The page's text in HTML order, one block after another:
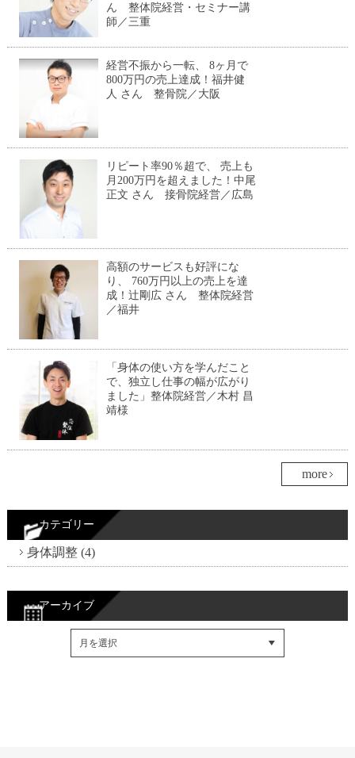
ん 整体院経営・セミナー講
師／三重
経営不振から一転、 8ヶ月で
800万円の売上達成！福井健
人 さん 整骨院／大阪
リピート率90％超で、 売上も
月200万円を超えました！中尾
正文 さん 接骨院経営／広島
高額のサービスも好評にな
り、 760万円以上の売上を達
成！辻剛広 さん 整体院経営
／福井
「身体の使い方を学んだこと
で、独立し仕事の幅が広がり
ました」整体院経営／木村 昌
靖様
more
カテゴリー
身体調整 (4)
アーカイブ